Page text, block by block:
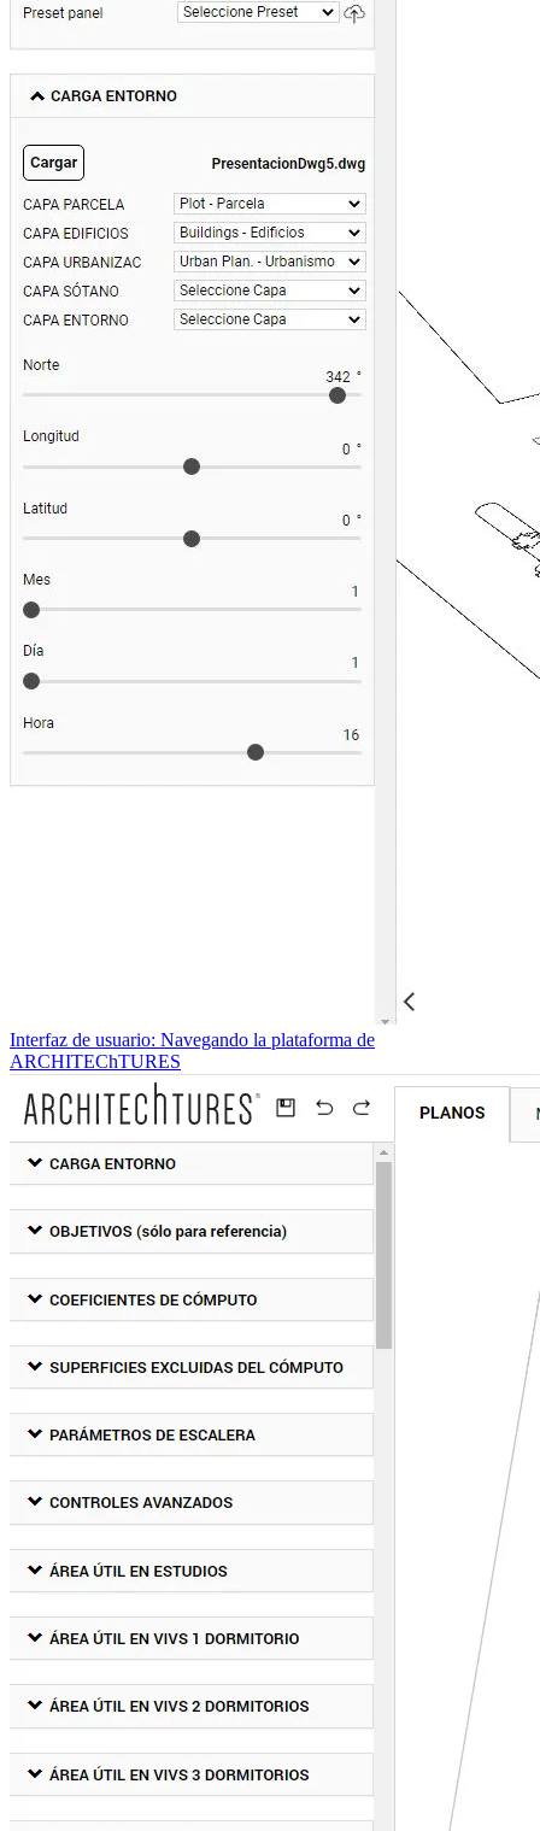
Interfaz de usuario: Navegando la plataforma de
ARCHITEChTURES